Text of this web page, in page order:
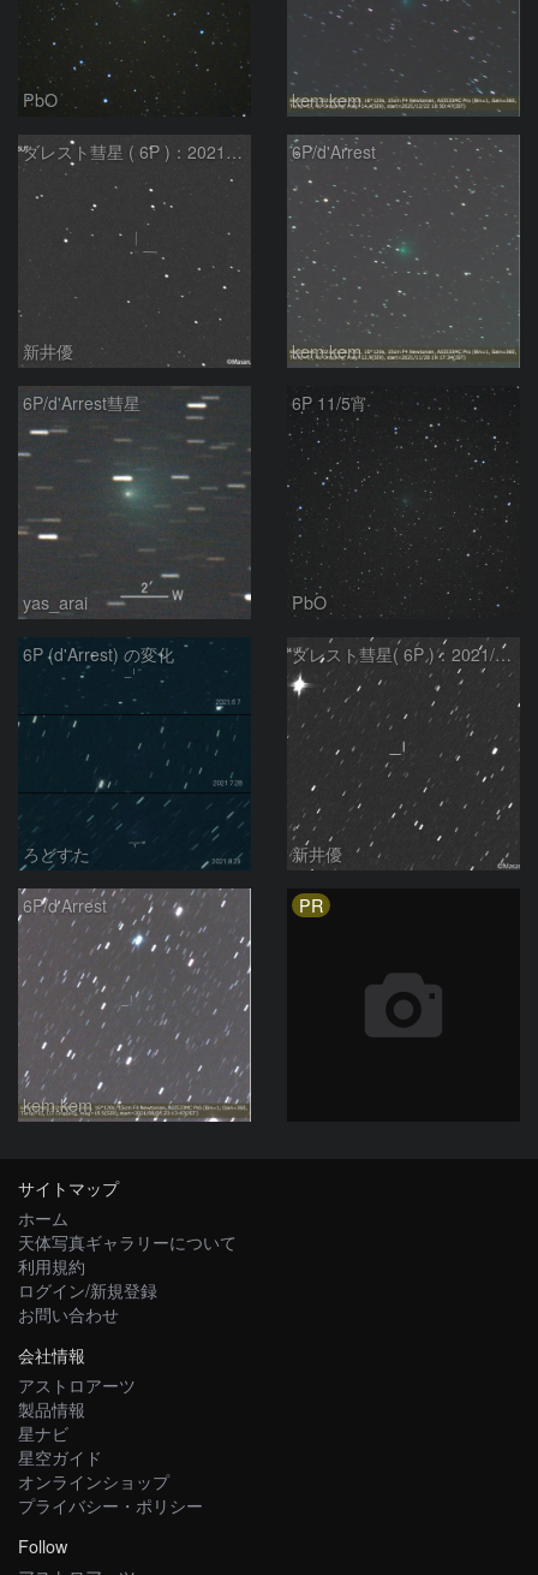
PbO kem.kem
ダレスト彗星 ( 6P )：2021/12/05
新井優
6P/d'Arrest
kem.kem
6P/d'Arrest彗星
yas_arai
6P 11/5宵
PbO
6P (d'Arrest) の変化
ろどすた
ダレスト彗星( 6P )：2021/08/04
新井優
6P/d'Arrest
kem.kem
PR
サイトマップ
ホーム
天体写真ギャラリーについて
利用規約
ログイン/新規登録
お問い合わせ
会社情報
アストロアーツ
製品情報
星ナビ
星空ガイド
オンラインショップ
プライバシー・ポリシー
Follow